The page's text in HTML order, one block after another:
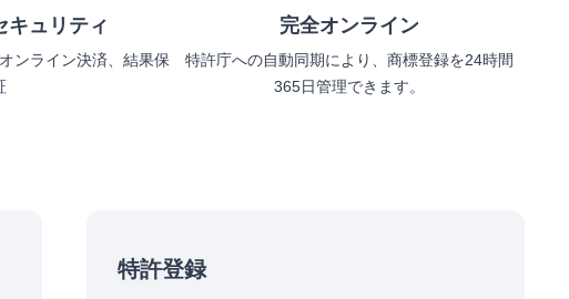
キュリティ
ンライン決済、結果保
完全オンライン
特許庁への自動同期により、商標登録を24時間
365日管理できます。
特許登録